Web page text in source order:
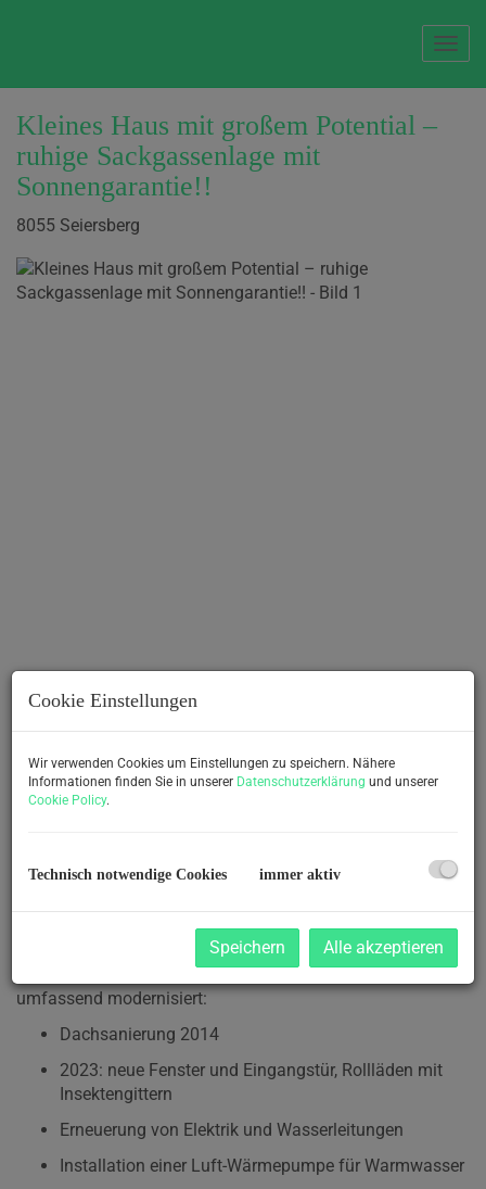
Kleines Haus mit großem Potential –
ruhige Sackgassenlage mit
Sonnengarantie!!
8055 Seiersberg
Beschreibung
großzügigen Grundstück mit 807 m² und bietet rund ca. 57
Vorraum, zwei Zimmer, eine Essküche sowie ein
In den vergangenen Jahren wurde das Gebäude
umfassend modernisiert:
Dachsanierung 2014
2023: neue Fenster und Eingangstür, Rollläden mit
Insektengittern
Erneuerung von Elektrik und Wasserleitungen
Installation einer Luft-Wärmepumpe für Warmwasser
Cookie Einstellungen
Wir verwenden Cookies um Einstellungen zu speichern. Nähere
Informationen finden Sie in unserer Datenschutzerklärung und unserer
Cookie Policy.
Technisch notwendige Cookies immer aktiv
Speichern Alle akzeptieren